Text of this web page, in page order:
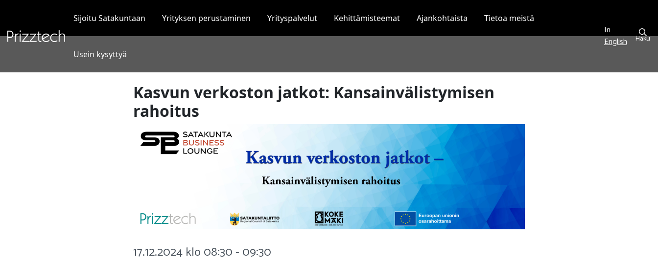
Sijoitu Satakuntaan Yrityksen perustaminen Yrityspalvelut Kehittämisteemat Ajankohtaista Tietoa meistä
Usein kysyttyä
In
English
Haku
Kasvun verkoston jatkot: Kansainvälistymisen
rahoitus
17.12.2024 klo 08:30 - 09:30